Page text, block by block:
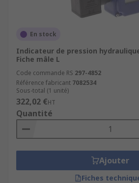
En stock
Indicateur de pression
Fiche mâle L
Code commande RS 297-4852
Référence fabricant 7082534
Sous-total (1 unité)
322,02 €HT
Quantité
Ajouter
Fiches